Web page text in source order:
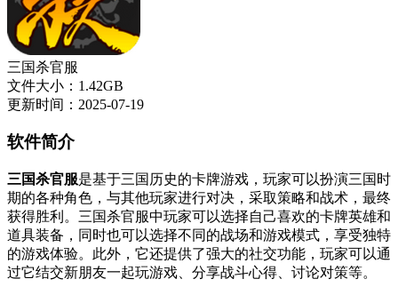
三国杀官服
文件大小：1.42GB
更新时间：2025-07-19
软件简介
三国杀官服是基于三国历史的卡牌游戏，玩家可以扮演三国时
期的各种角色，与其他玩家进行对决，采取策略和战术，最终
获得胜利。三国杀官服中玩家可以选择自己喜欢的卡牌英雄和
道具装备，同时也可以选择不同的战场和游戏模式，享受独特
的游戏体验。此外，它还提供了强大的社交功能，玩家可以通
过它结交新朋友一起玩游戏、分享战斗心得、讨论对策等。